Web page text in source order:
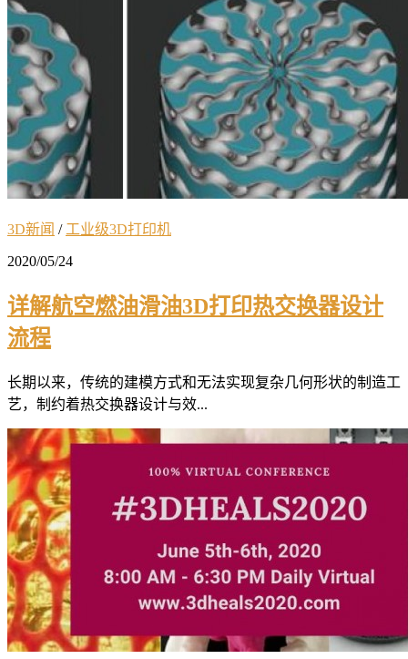
3D新闻 /工业级3D打印机
2020/05/24
详解航空燃油滑油3D打印热交换器设计
流程
长期以来，传统的建模方式和无法实现复杂几何形状的制造工
艺，制约着热交换器设计与效...